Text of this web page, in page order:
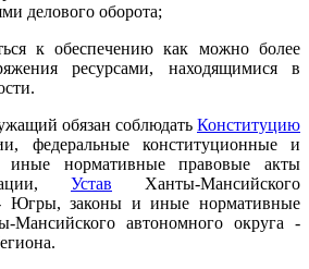
делового оборота;
к обеспечению как можно более
ресурсами, находящимися в
обязан соблюдать Конституцию
федеральные конституционные и
иные нормативные правовые акты
Устав Ханты-Мансийского
- Югры, законы и иные нормативные
Мансийского автономного округа -